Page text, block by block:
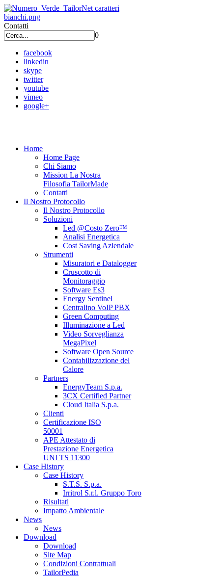
Contatti
0
facebook
linkedin
skype
twitter
youtube
vimeo
google+
Home
Home Page
Chi Siamo
Mission La Nostra
Filosofia TailorMade
Contatti
Il Nostro Protocollo
Il Nostro Protocollo
Soluzioni
Led @Costo Zero™
Analisi Energetica
Cost Saving Aziendale
Strumenti
Misuratori e Datalogger
Cruscotto di
Monitoraggio
Software Es3
Energy Sentinel
Centralino VoIP PBX
Green Computing
Illuminazione a Led
Video Sorveglianza
MegaPixel
Software Open Source
Contabilizzazione del
Calore
Partners
EnergyTeam S.p.a.
3CX Certified Partner
Cloud Italia S.p.a.
Clienti
Certificazione ISO
50001
APE Attestato di
Prestazione Energetica
UNI TS 11300
Case History
Case History
S.T.S. S.p.a.
Irritrol S.r.l. Gruppo Toro
Risultati
Impatto Ambientale
News
News
Download
Download
Site Map
Condizioni Contrattuali
TailorPedia